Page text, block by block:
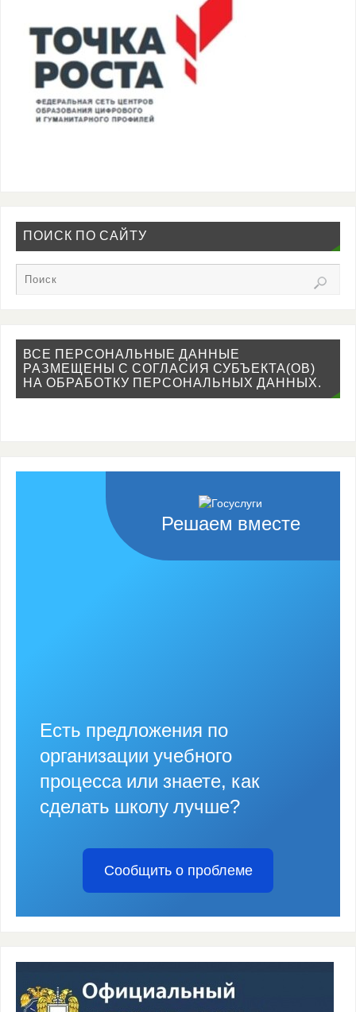
ПОИСК ПО САЙТУ
ВСЕ ПЕРСОНАЛЬНЫЕ ДАННЫЕ
РАЗМЕЩЕНЫ С СОГЛАСИЯ СУБЪЕКТА(ОВ)
НА ОБРАБОТКУ ПЕРСОНАЛЬНЫХ ДАННЫХ.
Решаем вместе
Есть предложения по
организации учебного
процесса или знаете, как
сделать школу лучше?
Сообщить о проблеме